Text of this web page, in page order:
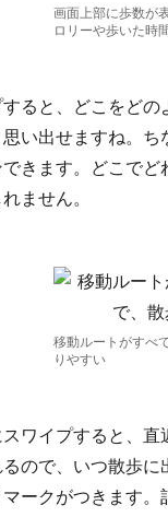
画面上部に歩数が
ロリーや歩いた時
ると、どこをど
い出せますね。
きます。どこで
ません。
移動ルートがすべ
りやすい
ワイプすると、
ので、いつ散歩
ークがつきます。